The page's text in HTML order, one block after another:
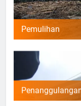
Pemulihan